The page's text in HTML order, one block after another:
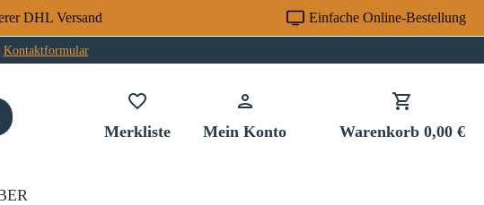
DHL Versand Einfache Online-Bestellung
Kontaktformular
MerklisteDu hast 0 Produkte auf dem Merkzettel
Mein Konto Warenkorb 0,00 €